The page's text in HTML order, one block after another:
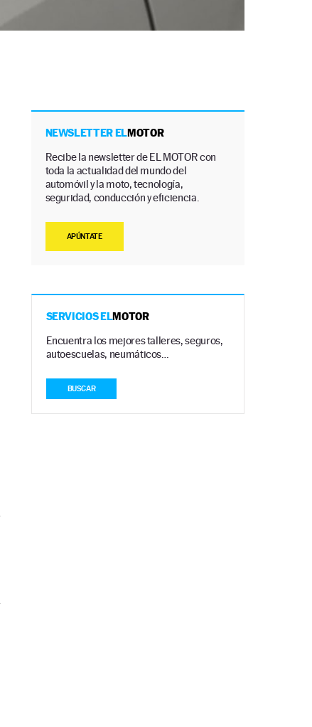
NEWSLETTER ELMOTOR
Recibe la newsletter de EL MOTOR con
toda la actualidad del mundo del
automóvil y la moto, tecnología,
seguridad, conducción y eficiencia.
APÚNTATE
SERVICIOS ELMOTOR
Encuentra los mejores talleres, seguros,
autoescuelas, neumáticos…
BUSCAR